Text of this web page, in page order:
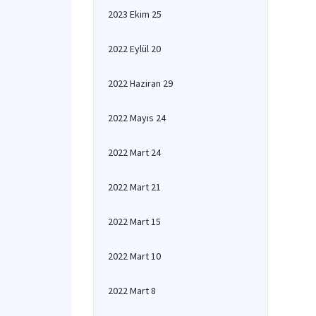
2023 Ekim 25
2022 Eylül 20
2022 Haziran 29
2022 Mayıs 24
2022 Mart 24
2022 Mart 21
2022 Mart 15
2022 Mart 10
2022 Mart 8